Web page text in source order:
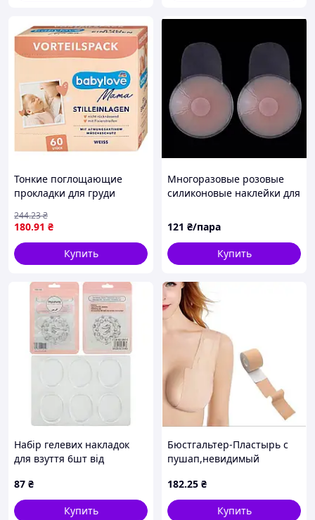
Тонкие поглощающие
прокладки для груди
180.91 ₴
244.23₴
Купить
Многоразовые розовые
силиконовые наклейки для
круга 6.5см
121 ₴/пара
Купить
Набір гелевих накладок
для взуття 6шт від
4 шт. //
87 ₴
Купить
Бюстгальтер-Пластырь с
пушап,невидимый
Кинезиотейп для
подтягивания груди
182.25 ₴
Купить